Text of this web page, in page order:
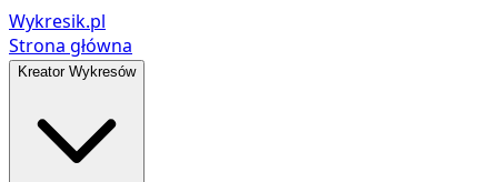
Wykresik.pl
Strona główna
Kreator Wykresów